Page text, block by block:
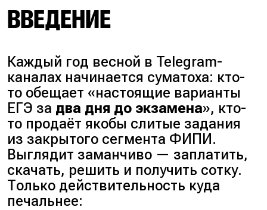
ВВЕДЕНИЕ
Каждый год весной в Telegram-
каналах начинается суматоха: кто-
то обещает «настоящие варианты
ЕГЭ за два дня до экзамена», кто-
то продаёт якобы слитые задания
из закрытого сегмента ФИПИ.
Выглядит заманчиво — заплатить,
скачать, решить и получить сотку.
Только действительность куда
печальнее: